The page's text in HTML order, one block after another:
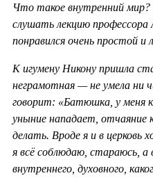
Что такое внутренний
слушать лекцию профессора
понравился очень простой и
К игумену Никону пришла
неграмотная — не умела ни
говорит: «Батюшка, у меня
уныние нападает, отчаяние
делать. Вроде я и в церковь
я всё соблюдаю, стараюсь,
внутреннего, духовного,